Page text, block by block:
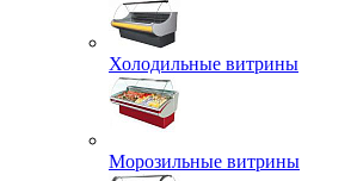
Холодильные витрины
Морозильные витрины